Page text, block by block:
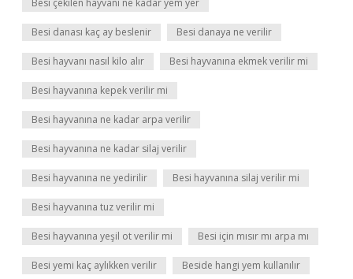
Besi çekilen hayvanı ne kadar yem yer
Besi danası kaç ay beslenir Besi danaya ne verilir
Besi hayvanı nasıl kilo alır Besi hayvanına ekmek verilir mi
Besi hayvanına kepek verilir mi
Besi hayvanına ne kadar arpa verilir
Besi hayvanına ne kadar silaj verilir
Besi hayvanına ne yedirilir Besi hayvanına silaj verilir mi
Besi hayvanına tuz verilir mi
Besi hayvanına yeşil ot verilir mi Besi için mısır mı arpa mı
Besi yemi kaç aylıkken verilir Beside hangi yem kullanılır